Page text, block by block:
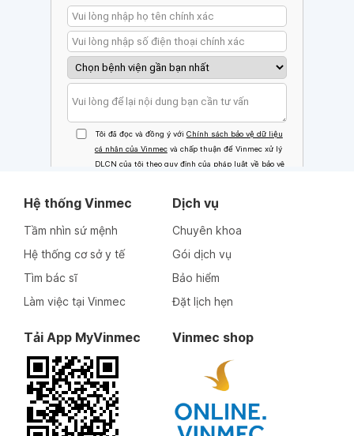
Hệ thống Vinmec
Tầm nhìn sứ mệnh
Hệ thống cơ sở y tế
Tìm bác sĩ
Làm việc tại Vinmec
Dịch vụ
Chuyên khoa
Gói dịch vụ
Bảo hiểm
Đặt lịch hẹn
Tải App MyVinmec Vinmec shop